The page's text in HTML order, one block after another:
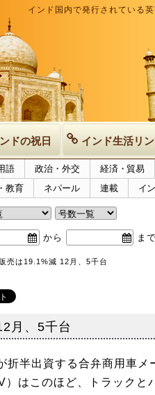
インド国内で発行されている
ドの祝日 インド生活リ
語 政治・外交 経済・貿易
教育 ネパール 連載 イ
から ま
売は19.1%減 12月、5千台
月、5千台
半出資する合弁商用車メ
はこのほど、トラックと